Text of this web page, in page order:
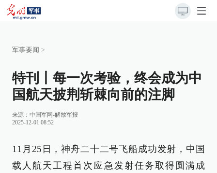
军事要闻 >
特刊丨每一次考验，终会成为中
国航天披荆斩棘向前的注脚
来源： 中国军网-解放军报
2025-12-01 08:52
11月25日，神舟二十二号飞船成功发射，中国
载人航天工程首次应急发射任务取得圆满成